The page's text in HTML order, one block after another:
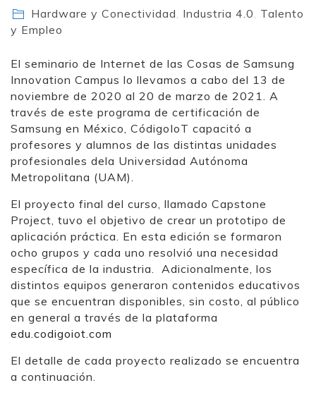
Hardware y Conectividad, Industria 4.0, Talento
y Empleo
El seminario de Internet de las Cosas de Samsung
Innovation Campus lo llevamos a cabo del 13 de
noviembre de 2020 al 20 de marzo de 2021. A
través de este programa de certificación de
Samsung en México, CódigoIoT capacitó a
profesores y alumnos de las distintas unidades
profesionales dela Universidad Autónoma
Metropolitana (UAM).
El proyecto final del curso, llamado Capstone
Project, tuvo el objetivo de crear un prototipo de
aplicación práctica. En esta edición se formaron
ocho grupos y cada uno resolvió una necesidad
específica de la industria. Adicionalmente, los
distintos equipos generaron contenidos educativos
que se encuentran disponibles, sin costo, al público
en general a través de la plataforma
edu.codigoiot.com
El detalle de cada proyecto realizado se encuentra
a continuación.